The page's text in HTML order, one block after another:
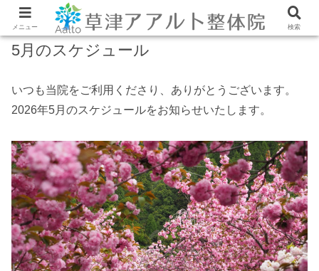
5月のスケジュール
いつも当院をご利用くださり、ありがとうございます。
2026年5月のスケジュールをお知らせいたします。
メニュー 検索